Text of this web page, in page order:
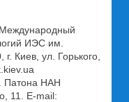
ИЭС им.
Киев, ул. Горького,
Патона НАН
11. E-mail: